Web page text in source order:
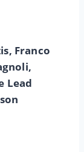
Franco
Lead